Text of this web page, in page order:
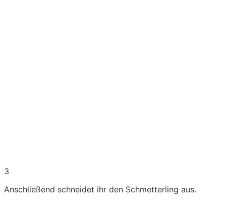
3
Anschließend schneidet ihr den Schmetterling aus.